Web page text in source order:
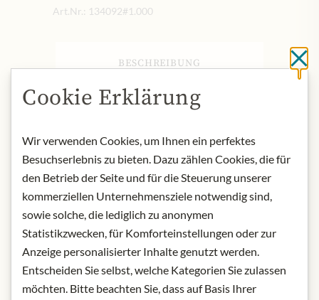
Art.Nr.: 134092#1.000
BESCHREIBUNG
Produktbezeichnung:
Marillenkonfitüre mit Jamaica Rum.
Aufbewahrung: Nach dem Öffnen im
Kühlschrank aufbewahren.
Kontakt: Julius Meinl am Graben,
Graben 19, 1010 Wien, Österreich
* Wir bitten um Verständnis, dass das
Produktdesign von der Abbildung
abweichen kann.
ZUTATEN & ALLERGENE
Cookie Erklärung
Wir verwenden Cookies, um Ihnen ein perfektes
Besuchserlebnis zu bieten. Dazu zählen Cookies, die für
den Betrieb der Seite und für die Steuerung unserer
kommerziellen Unternehmensziele notwendig sind,
sowie solche, die lediglich zu anonymen
Statistikzwecken, für Komforteinstellungen oder zur
Anzeige personalisierter Inhalte genutzt werden.
Entscheiden Sie selbst, welche Kategorien Sie zulassen
möchten. Bitte beachten Sie, dass auf Basis Ihrer